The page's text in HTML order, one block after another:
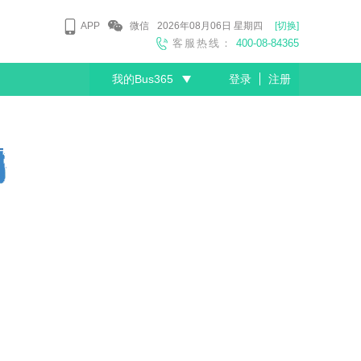
APP 微信 2026年08月06日 星期四 [切换]
客服热线： 400-08-84365
我的Bus365 登录 注册